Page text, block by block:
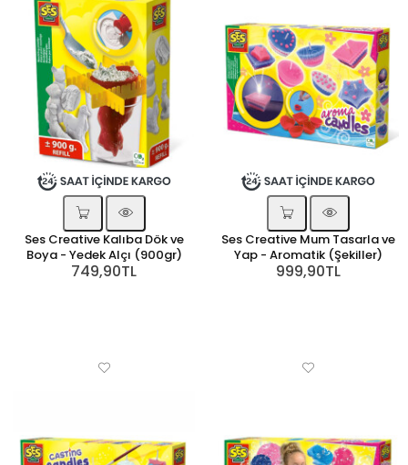
Ses Creative Kalıba Dök ve
Boya - Yedek Alçı (900gr)
749,90TL
Ses Creative Mum Tasarla ve
Yap - Aromatik (Şekiller)
999,90TL